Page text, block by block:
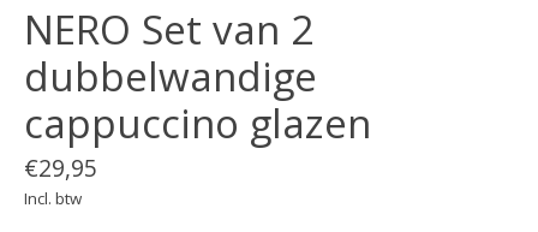
NERO Set van 2
dubbelwandige
cappuccino glazen
€29,95
Incl. btw